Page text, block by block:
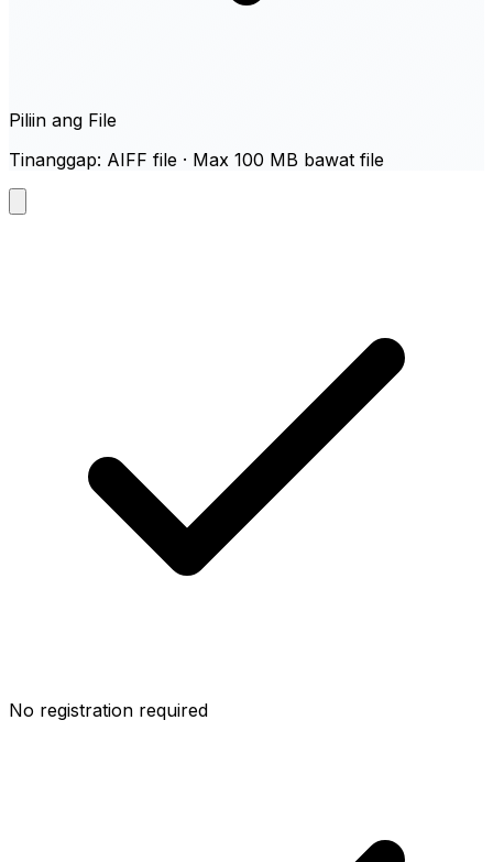
Piliin ang File
Tinanggap: AIFF file · Max 100 MB bawat file
No registration required